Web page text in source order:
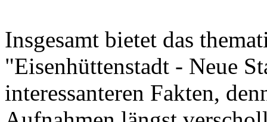
Insgesamt bietet das
"Eisenhüttenstadt - Neue
interessanteren Fakten,